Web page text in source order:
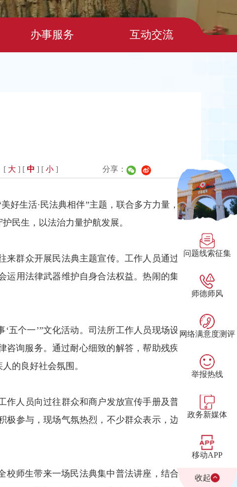
办事服务 互动交流
[ 大 ] [中 ] [小 ] 分享：
好生活·民法典相伴”主题，联合多方力量，
民生，以法治力量护航发展。
来群众开展民法典主题宣传。工作人员通过
运用法律武器维护自身合法权益。热闹的集
五个一’”文化活动。司法所工作人员现场设
咨询服务。通过耐心细致的解答，帮助残疾
的良好社会氛围。
作人员向过往群众和商户发放宣传手册及普
极参与，现场气氛热烈，不少群众表示，边
校师生带来一场民法典集中普法讲座，结合
问题线索征集
师德师风
网络满意度测评
举报热线
政务新媒体
移动APP
收起